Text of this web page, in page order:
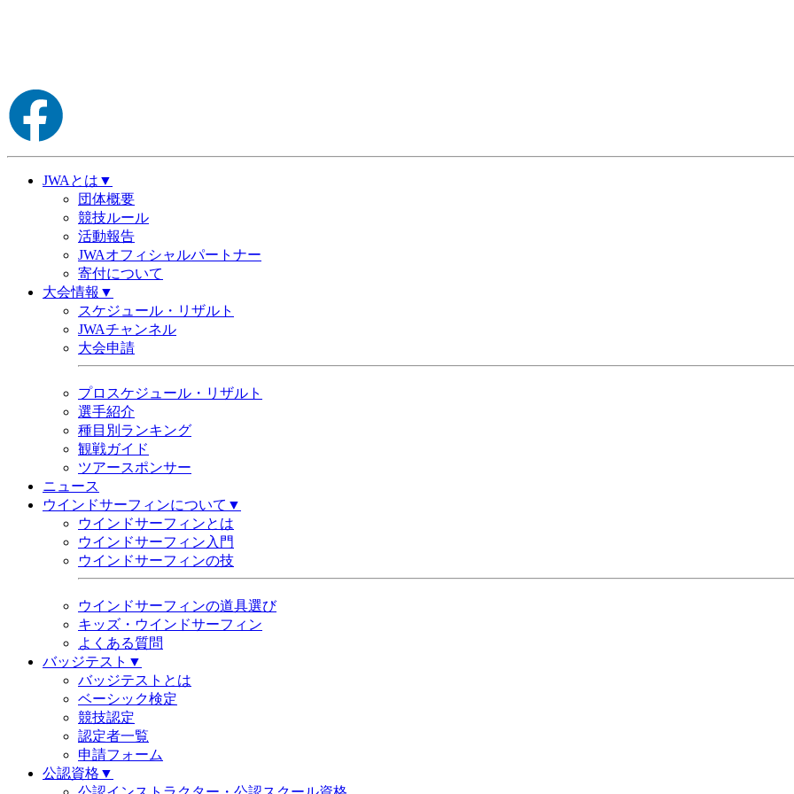
JWAとは▼
団体概要
競技ルール
活動報告
JWAオフィシャルパートナー
寄付について
大会情報▼
スケジュール・リザルト
JWAチャンネル
大会申請
プロスケジュール・リザルト
選手紹介
種目別ランキング
観戦ガイド
ツアースポンサー
ニュース
ウインドサーフィンについて▼
ウインドサーフィンとは
ウインドサーフィン入門
ウインドサーフィンの技
ウインドサーフィンの道具選び
キッズ・ウインドサーフィン
よくある質問
バッジテスト▼
バッジテストとは
ベーシック検定
競技認定
認定者一覧
申請フォーム
公認資格▼